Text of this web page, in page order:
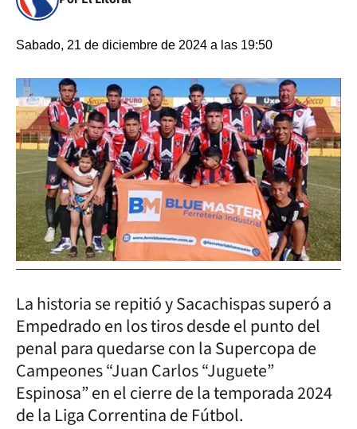
Sabado, 21 de diciembre de 2024 a las 19:50
La historia se repitió y Sacachispas superó a
Empedrado en los tiros desde el punto del
penal para quedarse con la Supercopa de
Campeones “Juan Carlos “Juguete”
Espinosa” en el cierre de la temporada 2024
de la Liga Correntina de Fútbol.